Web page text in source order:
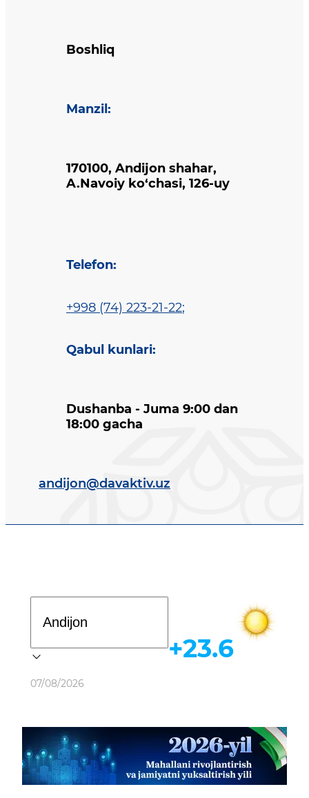
Boshliq
Manzil :
170100, Andijon shahar,
A.Navoiy ko‘chasi, 126-uy
Telefon:
+998 (74) 223-21-22;
Qabul kunlari:
Dushanba - Juma 9:00 dan
18:00 gacha
andijon@davaktiv.uz
Ob-havo
07/08/2026
+23.6